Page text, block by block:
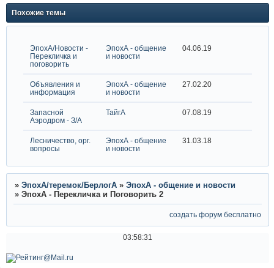
Похожие темы
ЭпохА/Новости -
Перекличка и
поговорить
ЭпохА - общение
и новости
04.06.19
Объявления и
информация
ЭпохА - общение
и новости
27.02.20
Запасной
Аэродром - З/А
ТайгА 07.08.19
Лесничество, орг.
вопросы
ЭпохА - общение
и новости
31.03.18
» ЭпохА/теремок/БерлогА » ЭпохА - общение и новости
» ЭпохА - Перекличка и Поговорить 2
создать форум бесплатно
03:58:31